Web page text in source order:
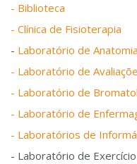
- Biblioteca
- Clínica de Fisioterapia
- Laboratório de Anatomia
- Laboratório de
- Laboratório de
- Laboratório de
- Laboratórios de
- Laboratório de